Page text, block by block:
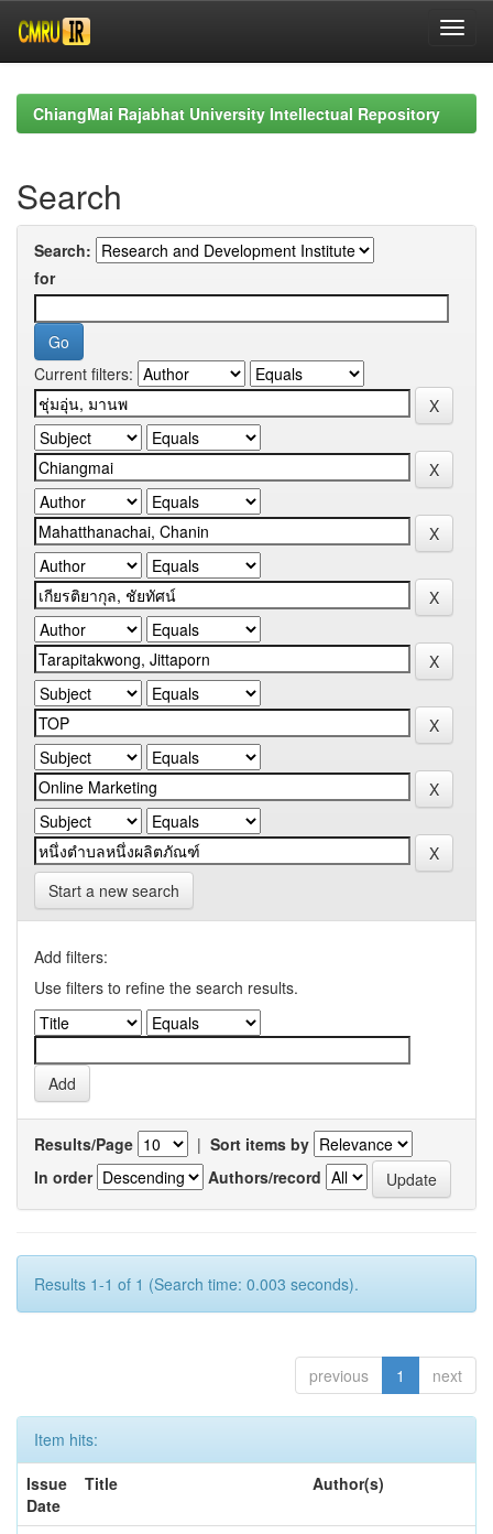
navigationChiangMai Rajabhat University Intellectual Repository
Search
Search:
for
Current filters:
Start a new search
Add filters:
Use filters to refine the search results.
Results/Page | Sort items by
In order
Authors/record
Results 1-1 of 1 (Search time: 0.003 seconds).
previous 1 next
Item hits:
Issue
Date
Title Author(s)